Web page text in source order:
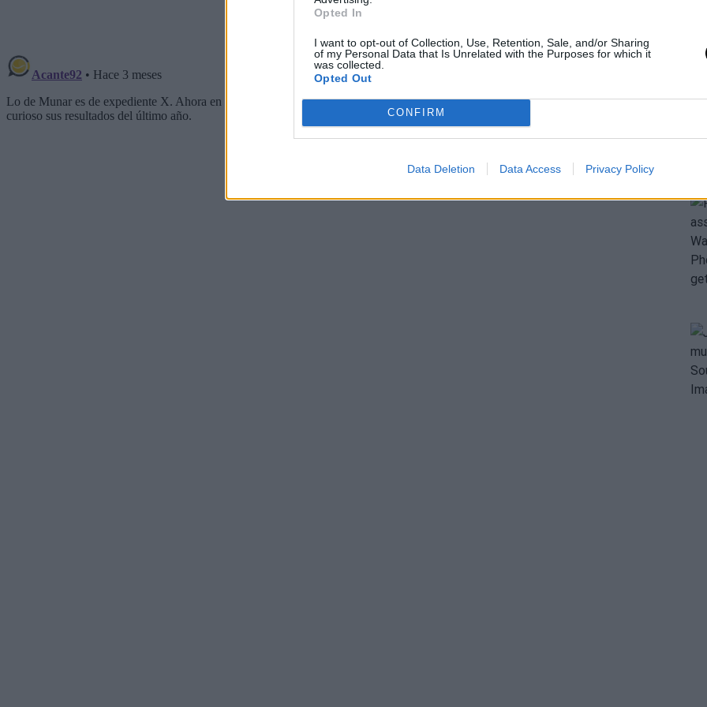
Opted In
I want to opt-out of Collection, Use, Retention, Sale, and/or Sharing
of my Personal Data that Is Unrelated with the Purposes for which it
was collected.
Opted Out
CONFIRM
Data Deletion Data Access Privacy Policy